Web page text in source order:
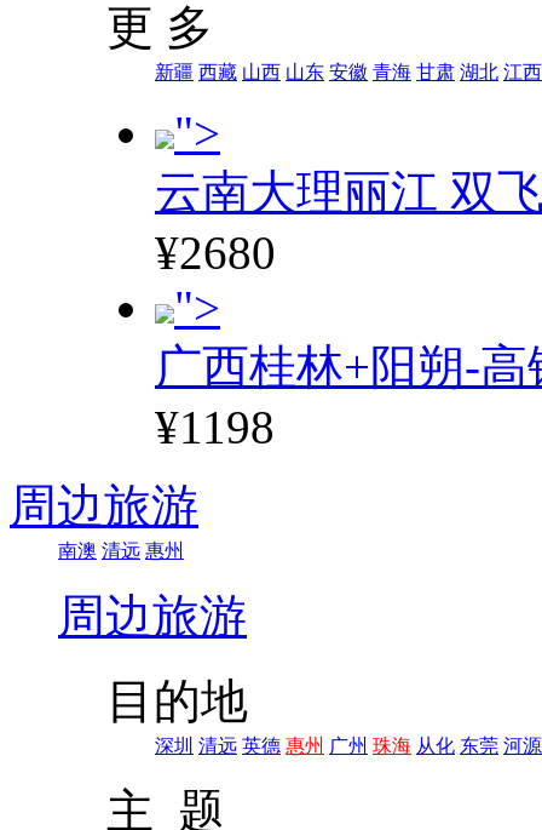
更 多
新疆 西藏 山西 山东 安徽 青海 甘肃 湖北 江西
">
云南大理丽江 双
¥2680
">
广西桂林+阳朔-高
¥1198
周边旅游
南澳 清远 惠州
周边旅游
目的地
深圳 清远 英德 惠州 广州 珠海 从化 东莞 河源
主 题